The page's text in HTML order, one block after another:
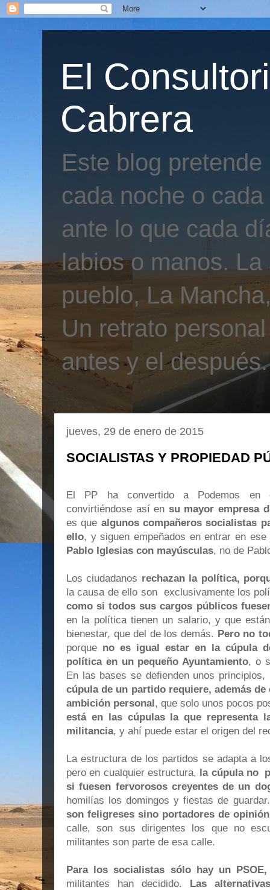
El
Cabrera
Este blog
cada noche o
ante lo que cada
labios o manos.
pueblo, La
Un retrato
antes y el después.
jueves, 29 de enero de 2015
SOCIALISTAS Y PROPIEDAD
El PP ha convertido a Podemos en
convirtiéndose así en su mayor empresa
es que algunos compañeros socialistas
ello, y siguen empeñados en entrar en
Pablo Iglesias con mayúsculas, no de
Los ciudadanos rechazan la política,
la causa de ello son exclusivamente los
como si todos sus cargos públicos
en la política tienen un salario, y que
bienestar, que del de los demás. Pero no
porque no es igual estar en la cúpula
política en un pequeño Ayuntamiento, o
En las bases se defienden unos
cúpula de un partido requiere, además
ambición personal, que solo unos pocos
está en las cúpulas la que representa
militancia, y ahí puede estar el origen del
La estructura de los partidos se adapta a
pero en cualquier estructura, la cúpula no
si fuesen fervorosos creyentes de un
homilías los domingos y fiestas de
son feligreses sino portadores de opinión
calle, son sus dirigentes los que no
militantes son parte de esa calle.
Para los socialistas sólo hay un
militantes han decidido. Las